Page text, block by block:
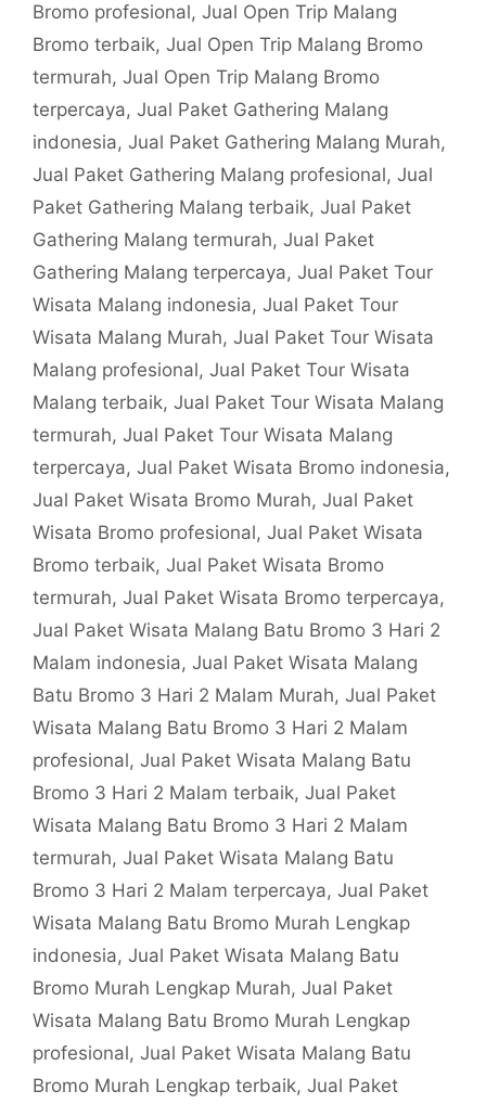
Bromo profesional, Jual Open Trip Malang
Bromo terbaik, Jual Open Trip Malang Bromo
termurah, Jual Open Trip Malang Bromo
terpercaya, Jual Paket Gathering Malang
indonesia, Jual Paket Gathering Malang Murah,
Jual Paket Gathering Malang profesional, Jual
Paket Gathering Malang terbaik, Jual Paket
Gathering Malang termurah, Jual Paket
Gathering Malang terpercaya, Jual Paket Tour
Wisata Malang indonesia, Jual Paket Tour
Wisata Malang Murah, Jual Paket Tour Wisata
Malang profesional, Jual Paket Tour Wisata
Malang terbaik, Jual Paket Tour Wisata Malang
termurah, Jual Paket Tour Wisata Malang
terpercaya, Jual Paket Wisata Bromo indonesia,
Jual Paket Wisata Bromo Murah, Jual Paket
Wisata Bromo profesional, Jual Paket Wisata
Bromo terbaik, Jual Paket Wisata Bromo
termurah, Jual Paket Wisata Bromo terpercaya,
Jual Paket Wisata Malang Batu Bromo 3 Hari 2
Malam indonesia, Jual Paket Wisata Malang
Batu Bromo 3 Hari 2 Malam Murah, Jual Paket
Wisata Malang Batu Bromo 3 Hari 2 Malam
profesional, Jual Paket Wisata Malang Batu
Bromo 3 Hari 2 Malam terbaik, Jual Paket
Wisata Malang Batu Bromo 3 Hari 2 Malam
termurah, Jual Paket Wisata Malang Batu
Bromo 3 Hari 2 Malam terpercaya, Jual Paket
Wisata Malang Batu Bromo Murah Lengkap
indonesia, Jual Paket Wisata Malang Batu
Bromo Murah Lengkap Murah, Jual Paket
Wisata Malang Batu Bromo Murah Lengkap
profesional, Jual Paket Wisata Malang Batu
Bromo Murah Lengkap terbaik, Jual Paket